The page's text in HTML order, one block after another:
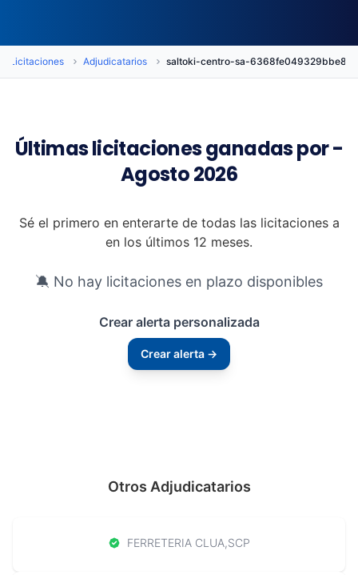
Licitaciones Adjudicatarios saltoki-centro-sa-
Últimas licitaciones ganadas por -
Agosto 2026
Sé el primero en enterarte de todas las licitaciones a
en los últimos 12 meses.
🔕 No hay licitaciones en plazo disponibles
Crear alerta personalizada
Crear alerta →
Otros Adjudicatarios
FERRETERIA CLUA,SCP